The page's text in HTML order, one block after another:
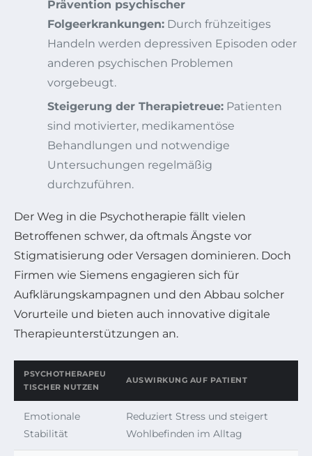
Prävention psychischer
Folgeerkrankungen: Durch frühzeitiges
Handeln werden depressiven Episoden oder
anderen psychischen Problemen
vorgebeugt.
Steigerung der Therapietreue: Patienten
sind motivierter, medikamentöse
Behandlungen und notwendige
Untersuchungen regelmäßig
durchzuführen.
Der Weg in die Psychotherapie fällt vielen
Betroffenen schwer, da oftmals Ängste vor
Stigmatisierung oder Versagen dominieren. Doch
Firmen wie Siemens engagieren sich für
Aufklärungskampagnen und den Abbau solcher
Vorurteile und bieten auch innovative digitale
Therapieunterstützungen an.
PSYCHOTHERAPEU
TISCHER NUTZEN
AUSWIRKUNG AUF PATIENT
Emotionale
Stabilität
Reduziert Stress und steigert
Wohlbefinden im Alltag